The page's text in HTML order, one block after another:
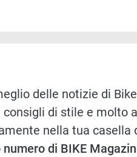
delle notizie di
consigli di stile e molto
nella tua casella
di BIKE